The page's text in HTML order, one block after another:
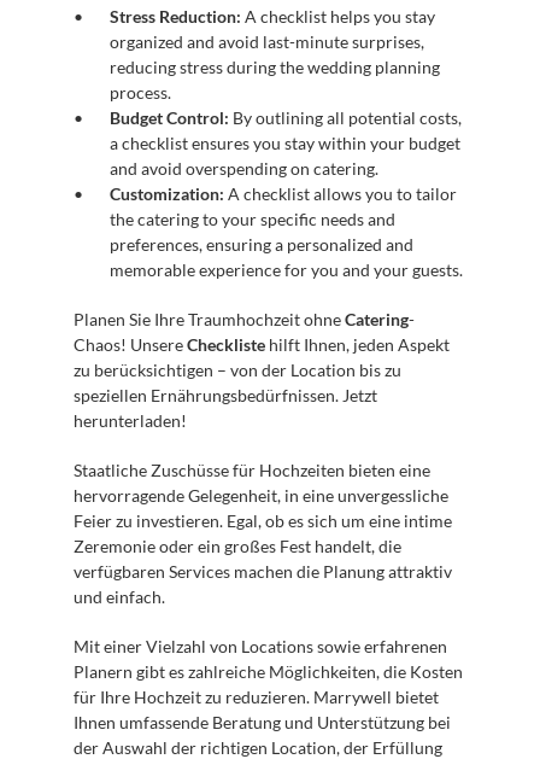
Stress Reduction: A checklist helps you stay
organized and avoid last-minute surprises,
reducing stress during the wedding planning
process.
Budget Control: By outlining all potential costs,
a checklist ensures you stay within your budget
and avoid overspending on catering.
Customization: A checklist allows you to tailor
the catering to your specific needs and
preferences, ensuring a personalized and
memorable experience for you and your guests.
Planen Sie Ihre Traumhochzeit ohne Catering-
Chaos! Unsere Checkliste hilft Ihnen, jeden Aspekt
zu berücksichtigen – von der Location bis zu
speziellen Ernährungsbedürfnissen. Jetzt
herunterladen!
Staatliche Zuschüsse für Hochzeiten bieten eine
hervorragende Gelegenheit, in eine unvergessliche
Feier zu investieren. Egal, ob es sich um eine intime
Zeremonie oder ein großes Fest handelt, die
verfügbaren Services machen die Planung attraktiv
und einfach.
Mit einer Vielzahl von Locations sowie erfahrenen
Planern gibt es zahlreiche Möglichkeiten, die Kosten
für Ihre Hochzeit zu reduzieren. Marrywell bietet
Ihnen umfassende Beratung und Unterstützung bei
der Auswahl der richtigen Location, der Erfüllung